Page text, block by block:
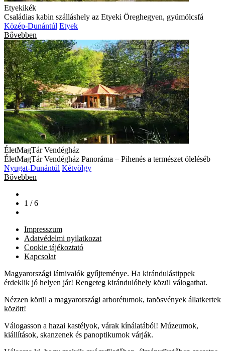
Etyekikék
Családias kabin szálláshely az Etyeki Öreghegyen, gyümölcsfá
Közép-Dunántúl Etyek
Bővebben
ÉletMagTár Vendégház
ÉletMagTár Vendégház Panoráma – Pihenés a természet öleléséb
Nyugat-Dunántúl Kétvölgy
Bővebben
1 / 6
Impresszum
Adatvédelmi nyilatkozat
Cookie tájékoztató
Kapcsolat
Magyarországi látnivalók gyűjteménye. Ha kirándulástippek
érdeklik jó helyen jár! Rengeteg kirándulóhely közül válogathat.
Nézzen körül a magyarországi arborétumok, tanösvények állatkertek
között!
Válogasson a hazai kastélyok, várak kínálatából! Múzeumok,
kiállítások, skanzenek és panoptikumok várják.